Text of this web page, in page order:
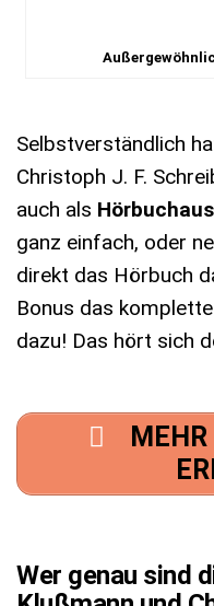
Selbstverständlich
Christoph J. F.
auch als
ganz einfach, oder
direkt das Hörbuch
Bonus das
dazu! Das hört sich
Wer genau sind